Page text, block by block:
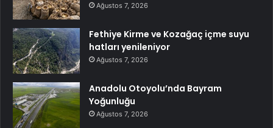
Ağustos 7, 2026
Fethiye Kirme ve Kozağaç içme suyu
hatları yenileniyor
Ağustos 7, 2026
Anadolu Otoyolu’nda Bayram
Yoğunluğu
Ağustos 7, 2026